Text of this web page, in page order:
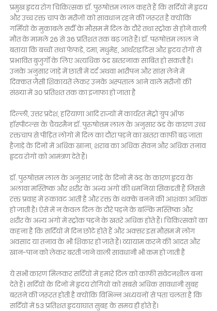
प्रमुख हृदय रोग चिकित्सक डॉ. पुरूषोत्तम लाल कहते हैं कि सर्दियों में हृदय
और उच्च रक्त चाप के मरीजों को सावधान रहने की जरूरत है क्योंकि
गर्मियों के मुकाबले सर्दी के मौसम में दिल के दौरे तथा स्ट्रोक से होने वाली
मौत के मामले 26 से 36 प्रतिशत तक बढ़ जाते हैं। डॉ. परूषोत्तम लाल ने
बताया कि बच्चों तथा फेफडे, दमा, मधुमेह, आर्थराइटिस और हृदय रोगों से
प्रभावित बुजुर्गों के लिए अत्यधिक ठंड खतरनाक साबित हो सकती है।
उनके अनुसार जाड़े में छाती में दर्द अथवा भारीपन और सांस लेने में
दिक्कत जैसी शिकायतें लेकर उनके अस्पताल आने वाले मरीजों की
संख्या में 30 प्रतिशत तक का इजाफा हो जाता है
दिल्ली, उत्तर प्रदेश, हरियाणा आदि राज्यों में कार्यरत मेट्रो ग्रुप ऑफ
हॉस्पीटल्स के चैयरमैन डॉ. पुरुषोत्तम लाल के अनुसार ठंड के कारण उच्च
रक्तचाप से पीड़ित लोगों में दिल का दौरा पड़ने का खतरा काफी बढ़ जाता
हैजाड़े के दिनों में अधिक खाना, शराब का अधिक सेवन और अधिक तनाव
हृदय रोगों को आमंत्रण देते हैं।
डॉ. पुरूषोत्तम लाल के अनुसार जाड़े के दिनों में ठंड के कारण हृदय के
अलावा मस्तिष्क और शरीर के अन्य अंगों की धमनियां सिकडती हैं जिससे
रक्त प्रवाह में रूकावट आती है और रक्त के थक्के बनने की आशंका अधिक
हो जाती है। ऐसे में न केवल दिल के दौरे पड़ने के बल्कि मस्तिष्क और
शरीर के अन्य अंगों में स्ट्रोक पड़ने के खतरे अधिक होते हैं। चिकित्सकों का
कहना है कि सर्दियों में दिन छोटे होते हैं और अक्सर इस मौसम में लोग
अवसाद या तनाव के भी शिकार हो जाते हैं। व्यायाम करने की आदत और
खान-पान को लेकर बरती जाने वाली सावधानी भी कम हो जाती है
ये सभी कारण मिलकर सर्दियों में हमारे दिल को काफी संवेदनशील बना
देते हैं। सर्दियों के दिनों में हृदय रोगियों को सबसे अधिक सावधानी सुबह
बरतने की जरूरत होती है क्योंकि विभिन्न अध्ययनों से पता चलता है कि
सर्दियों में 53 प्रतिशत हृदयाघात सुबह के समय ही होते हैं।